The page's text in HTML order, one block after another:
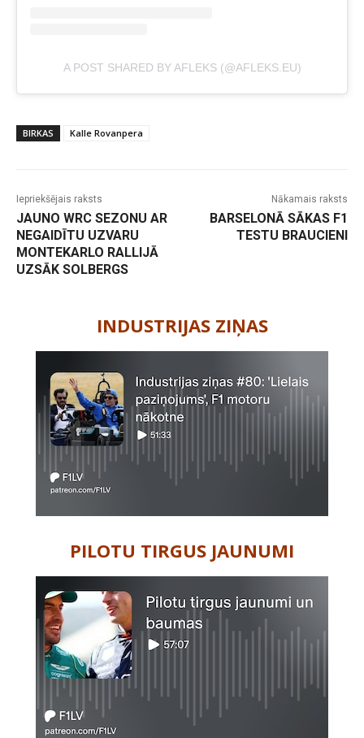
A POST SHARED BY AFLEKS (@AFLEKS.EU)
BIRKAS Kalle Rovanpera
Iepriekšējais raksts
JAUNO WRC SEZONU AR
NEGAIDĪTU UZVARU
MONTEKARLO RALLIJĀ
UZSĀK SOLBERGS
Nākamais raksts
BARSELONĀ SĀKAS F1
TESTU BRAUCIENI
INDUSTRIJAS ZIŅAS
PILOTU TIRGUS JAUNUMI